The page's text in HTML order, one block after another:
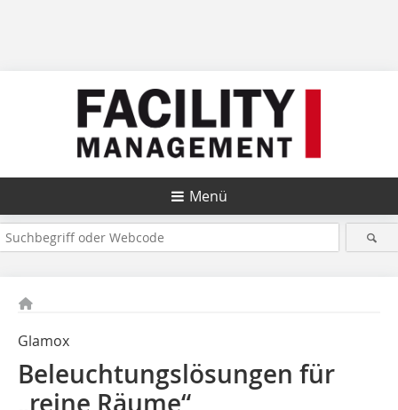
Menü
Glamox
Beleuchtungslösungen für
„reine Räume“